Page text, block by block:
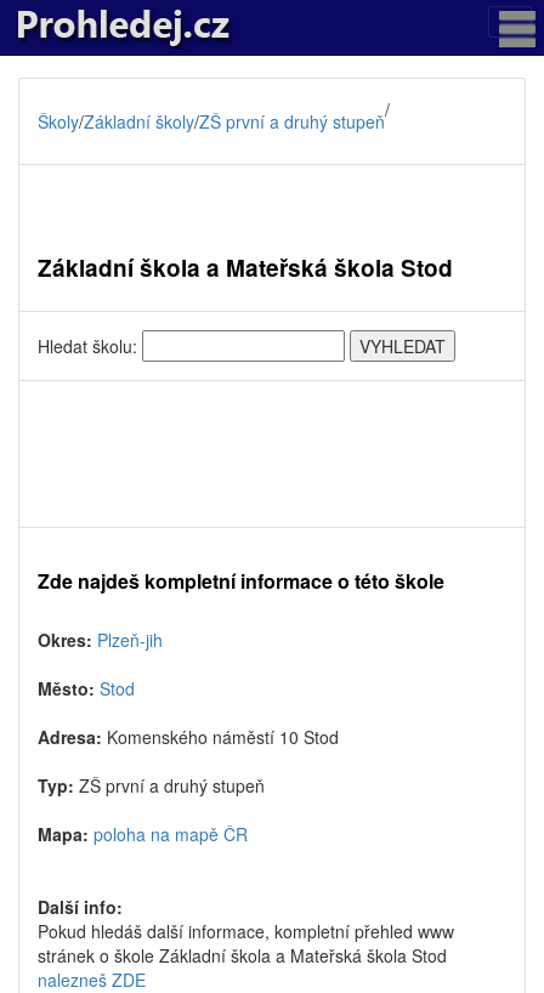
Školy/Základní školy/ZŠ první a druhý stupeň/
Základní škola a Mateřská škola Stod
Hledat školu:
Zde najdeš kompletní informace o této škole
Okres: Plzeň-jih
Město: Stod
Adresa: Komenského náměstí 10 Stod
Typ: ZŠ první a druhý stupeň
Mapa: poloha na mapě ČR
Další info:
Pokud hledáš další informace, kompletní přehled www
stránek o škole Základní škola a Mateřská škola Stod
nalezneš ZDE